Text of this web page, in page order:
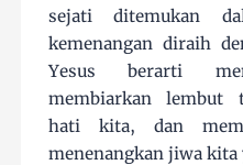
sejati ditemukan
kemenangan diraih
Yesus berarti
membiarkan lembut
hati kita, dan
menenangkan jiwa kita